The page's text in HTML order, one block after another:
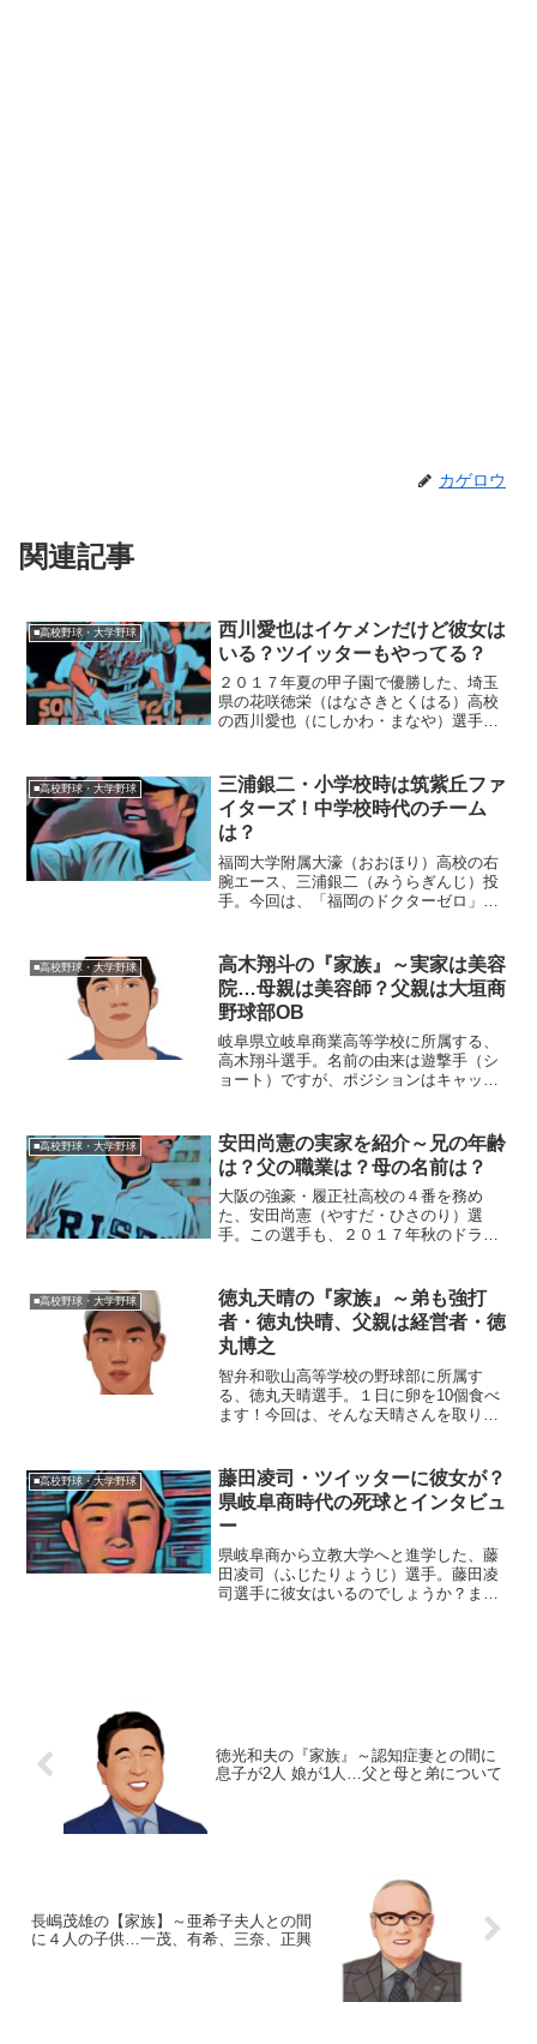
カゲロウ
関連記事
■高校野球・大学野球
西川愛也はイケメンだけど彼女は
いる？ツイッターもやってる？
２０１７年夏の甲子園で優勝した、埼玉
県の花咲徳栄（はなさきとくはる）高校
の西川愛也（にしかわ・まなや）選手。
はイケメン？西川愛也選手は、高校球界
でもトップレベルのイケメ...
■高校野球・大学野球
三浦銀二・小学校時は筑紫丘ファ
イターズ！中学校時代のチーム
は？
福岡大学附属大濠（おおほり）高校の右
腕エース、三浦銀二（みうらぎんじ）投
手。今回は、「福岡のドクターゼロ」の
小学校時は筑紫丘ファイターズ！三浦銀
二投手は、福岡市南区の出...
■高校野球・大学野球
高木翔斗の『家族』～実家は美容
院…母親は美容師？父親は大垣商
野球部OB
岐阜県立岐阜商業高等学校に所属する、
高木翔斗選手。名前の由来は遊撃手（シ
ョート）ですが、ポジションはキャッチ
ール】名前：高木翔斗（たかぎ・しょう
と）生年月日：2003年...
■高校野球・大学野球
安田尚憲の実家を紹介～兄の年齢
は？父の職業は？母の名前は？
大阪の強豪・履正社高校の４番を務め
た、安田尚憲（やすだ・ひさのり）選
手。この選手も、２０１７年秋のドラフ
は安田亮太さん。兄・亮太さんも野球選
手で、社会人野球の三菱重工名...
■高校野球・大学野球
徳丸天晴の『家族』～弟も強打
者・徳丸快晴、父親は経営者・徳
丸博之
智弁和歌山高等学校の野球部に所属す
る、徳丸天晴選手。１日に卵を10個食べ
ます！今回は、そんな天晴さんを取り巻
い）生年月日：2003年〈平成15年〉9月4
日身長：184cm...
■高校野球・大学野球
藤田凌司・ツイッターに彼女が？
県岐阜商時代の死球とインタビュ
ー
県岐阜商から立教大学へと進学した、藤
田凌司（ふじたりょうじ）選手。藤田凌
司選手に彼女はいるのでしょうか？ま
徳光和夫の『家族』～認知症妻との間に
息子が2人 娘が1人…父と母と弟について
長嶋茂雄の【家族】～亜希子夫人との間
に４人の子供…一茂、有希、三奈、正興